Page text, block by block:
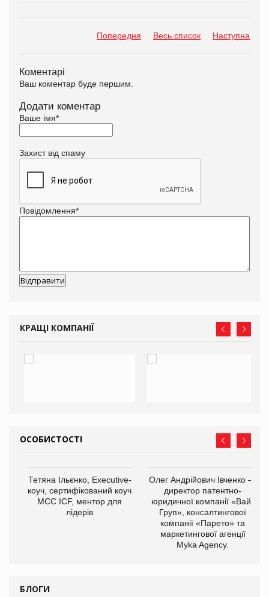
Попередня Весь список Наступна
Коментарі
Ваш коментар буде першим.
Додати коментар
Ваше імя*
Захист від спаму
Повідомлення*
КРАЩІ КОМПАНІЇ
ОСОБИСТОСТІ
Тетяна Ільєнко, Executive-
коуч, сертифікований коуч
МСС ICF, ментор для
лідерів
Олег Андрійович Івченко —
директор патентно-
юридичної компанії «Вайз
Груп», консалтингової
компанії «Парето» та
маркетингової агенції
Myka Agency.
БЛОГИ